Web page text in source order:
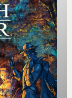
ちに隠れてい
、それを見つ
が、本作では
楽しめた。
友達とはぐれ